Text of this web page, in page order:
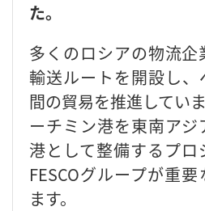
た。
多くのロシアの物流
輸送ルートを開設し
間の貿易を推進してい
ーチミン港を東南ア
港として整備するプロ
FESCOグループが重
ます。